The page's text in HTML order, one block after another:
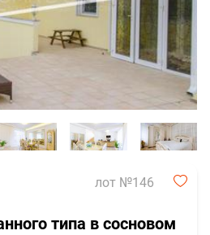
лот №146
типа в сосновом